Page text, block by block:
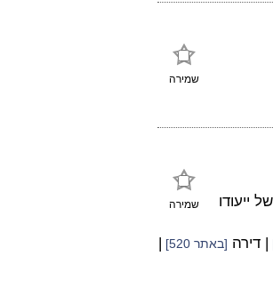
שמירה
שמירה
ייעודו
| דירה [באתר 520]
|